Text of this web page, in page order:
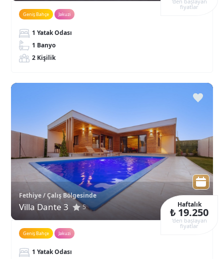
fiyatlar
Geniş Bahçe Jakuzi
1 Yatak Odası
1 Banyo
2 Kişilik
Fethiye / Çalış Bölgesinde
Villa Dante 3 5 Haftalık
₺ 19.250
‘den başlayan
fiyatlar
Geniş Bahçe Jakuzi
1 Yatak Odası